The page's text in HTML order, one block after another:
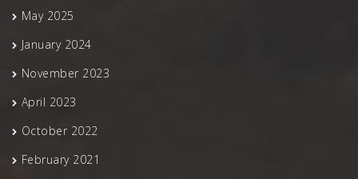
May 2025
January 2024
November 2023
April 2023
October 2022
February 2021